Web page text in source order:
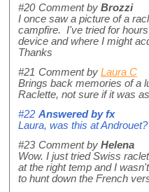
#20 Comment by Brozzi
I once saw a picture of a
campfire. I've tried for
device and where I might
Thanks
#21 Comment by Laura C
Brings back memories of a
Raclette, not sure if it was
#22 Answered byfx
Laura, was this at Androuet?
#23 Comment by Helena
Wow. I just tried Swiss
at the right temp and I
to hunt down the French